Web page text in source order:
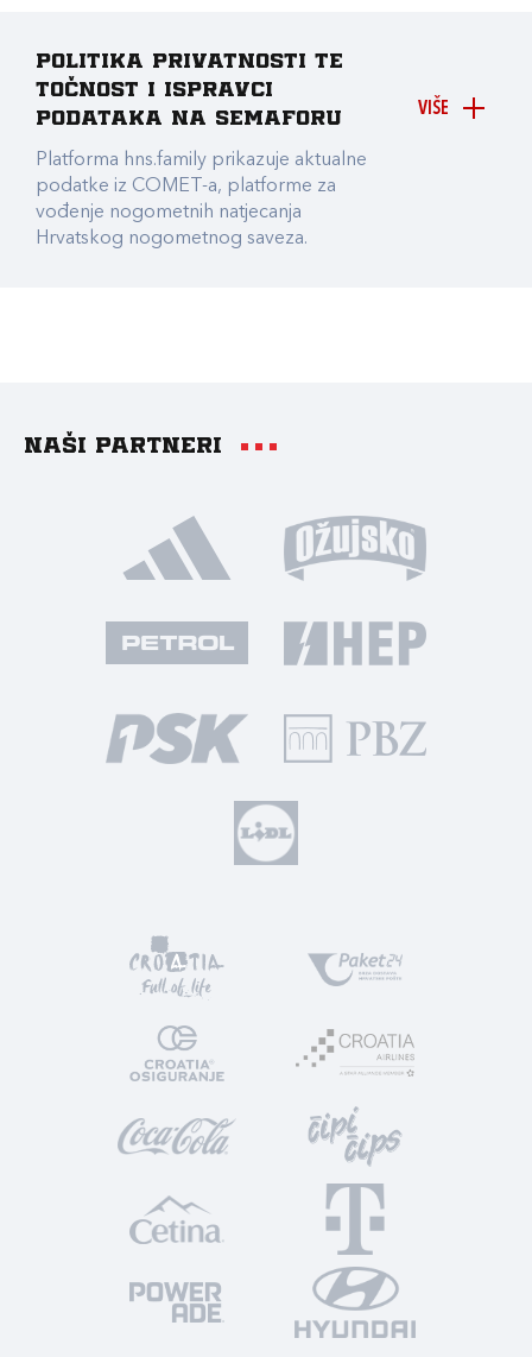
VIŠE
Politika privatnosti te
točnost i ispravci
podataka na Semaforu
Platforma hns.family prikazuje aktualne
podatke iz COMET-a, platforme za
vođenje nogometnih natjecanja
Hrvatskog nogometnog saveza.
Naši partneri